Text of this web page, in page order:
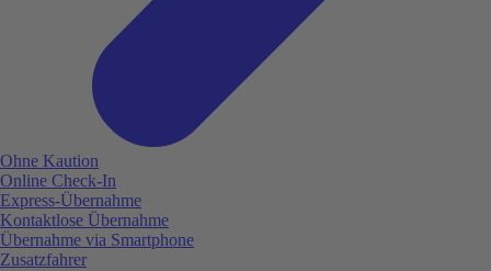
Ohne Kaution
Online Check-In
Express-Übernahme
Kontaktlose Übernahme
Übernahme via Smartphone
Zusatzfahrer